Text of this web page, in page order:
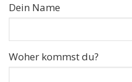
Dein Name
Woher kommst du?